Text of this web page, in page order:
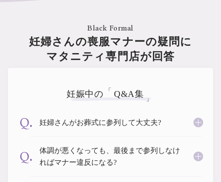
安心の日本製。先輩ママが買ってよかった！本当に必要な出産準備品
ハレの日に着るANGELIEBEのセレモニー
冬に可愛いニットがお得！
Gift Selection 出産祝い
妊婦さんの喪服マナーの疑問に
マタニティ専門店が回答
妊娠中の Q&A集
Q. 妊婦さんがお葬式に参列して大丈夫?
Q.
体調が悪くなっても、最後まで参列しなけ
ればマナー違反になる?